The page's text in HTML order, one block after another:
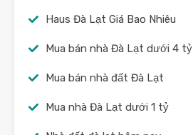
Haus Đà Lạt Giá Bao Nhiêu
Mua bán nhà Đà Lạt dưới 4 tỷ
Mua bán nhà đất Đà Lạt
Mua nhà Đà Lạt dưới 1 tỷ